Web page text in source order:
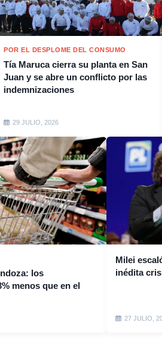
POR EL DESPLOME DEL CONSUMO
Tía Maruca cierra su planta en San
Juan y se abre un conflicto por las
indemnizaciones
29 JULIO, 2026
los
menos que en el
Milei
inédita
27 JULIO,